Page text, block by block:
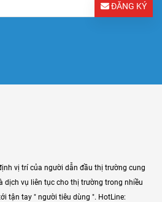
ĐĂNG KÝ
vị trí của người dẫn đầu thị trường cung
dịch vụ liên tục cho thị trường trong nhiều
tận tay " người tiêu dùng ". HotLine: